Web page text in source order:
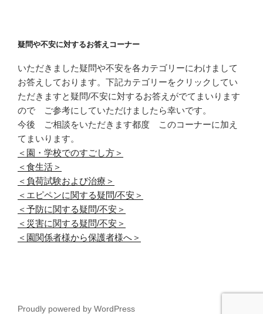
疑問や不安に対するお答えコーナー
いただきました疑問や不安を各カテゴリーにわけまして
お答えしております。下記カテゴリーをクリックしてい
ただきますと疑問/不安に対するお答えがでてまいります
ので ご参考にしていただけましたら幸いです。
今後 ご相談をいただきます都度 このコーナーに加え
てまいります。
＜園・学校でのすごし方＞
＜食生活＞
＜負荷試験および治療＞
＜エピペンに関する疑問/不安＞
＜予防に関する疑問/不安＞
＜災害に関する疑問/不安＞
＜園関係者様から保護者様へ＞
Proudly powered by WordPress